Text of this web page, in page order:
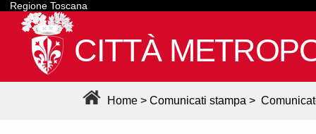
Regione Toscana
CITTÀ
Home > Comunicati stampa >